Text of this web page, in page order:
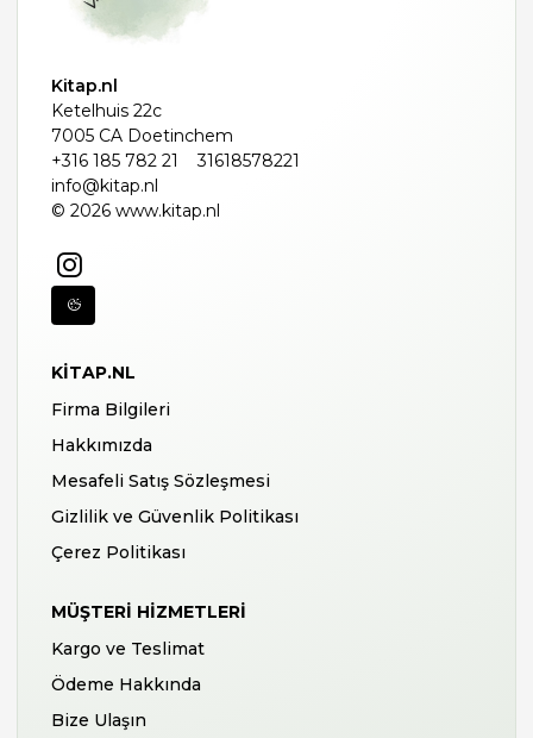
Kitap.nl
Ketelhuis 22c
7005 CA Doetinchem
+316 185 782 21
31618578221
info@kitap.nl
© 2026 www.kitap.nl
KITAP.NL
Firma Bilgileri
Hakkımızda
Mesafeli Satış Sözleşmesi
Gizlilik ve Güvenlik Politikası
Çerez Politikası
MÜŞTERI HIZMETLERI
Kargo ve Teslimat
Ödeme Hakkında
Bize Ulaşın